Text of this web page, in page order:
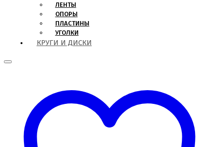
ЛЕНТЫ
ОПОРЫ
ПЛАСТИНЫ
УГОЛКИ
КРУГИ И ДИСКИ